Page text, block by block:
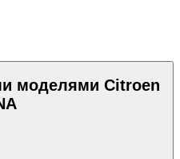
моделями Citroen